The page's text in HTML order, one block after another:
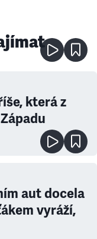
která z
aut docela
vyráží,